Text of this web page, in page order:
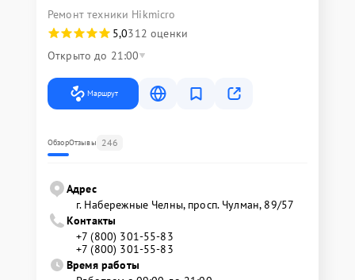
Ремонт техники Hikmicro
5,0312 оценки
Открыто до 21:00
Маршрут
ОбзорОтзывы 246
Адрес
г. Набережные Челны, просп. Чулман, 89/57
Контакты
+7 (800) 301-55-83
+7 (800) 301-55-83
Время работы